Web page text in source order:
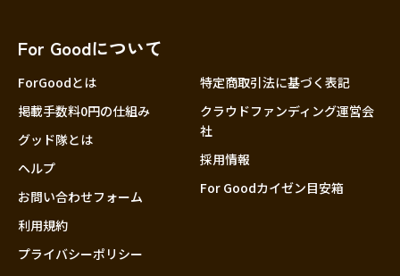
大分
For Goodについて
ForGoodとは
掲載手数料0円の仕組み
グッド隊とは
ヘルプ
お問い合わせフォーム
利用規約
プライバシーポリシー
特定商取引法に基づく表記
クラウドファンディング運営会
社
採用情報
For Goodカイゼン目安箱